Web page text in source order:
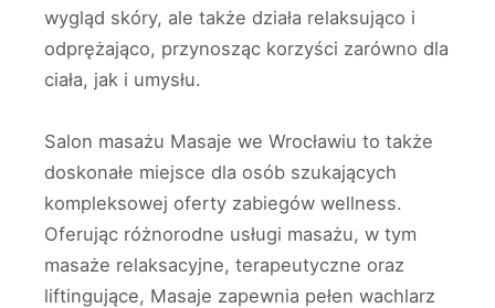
wygląd skóry, ale także działa relaksująco i
odprężająco, przynosząc korzyści zarówno dla
ciała, jak i umysłu.
Salon masażu Masaje we Wrocławiu to także
doskonałe miejsce dla osób szukających
kompleksowej oferty zabiegów wellness.
Oferując różnorodne usługi masażu, w tym
masaże relaksacyjne, terapeutyczne oraz
liftingujące, Masaje zapewnia pełen wachlarz